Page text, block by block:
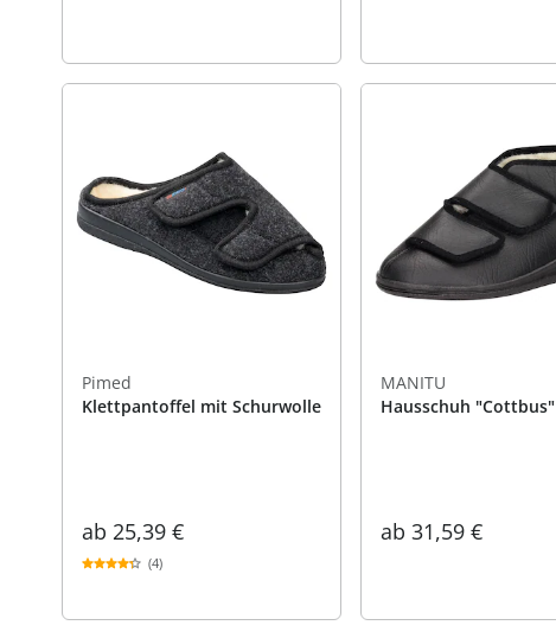
Pimed
Klettpantoffel mit Schurwolle
ab 25,39 €
(4)
MANITU
Hausschuh "Cottbus"
ab 31,59 €